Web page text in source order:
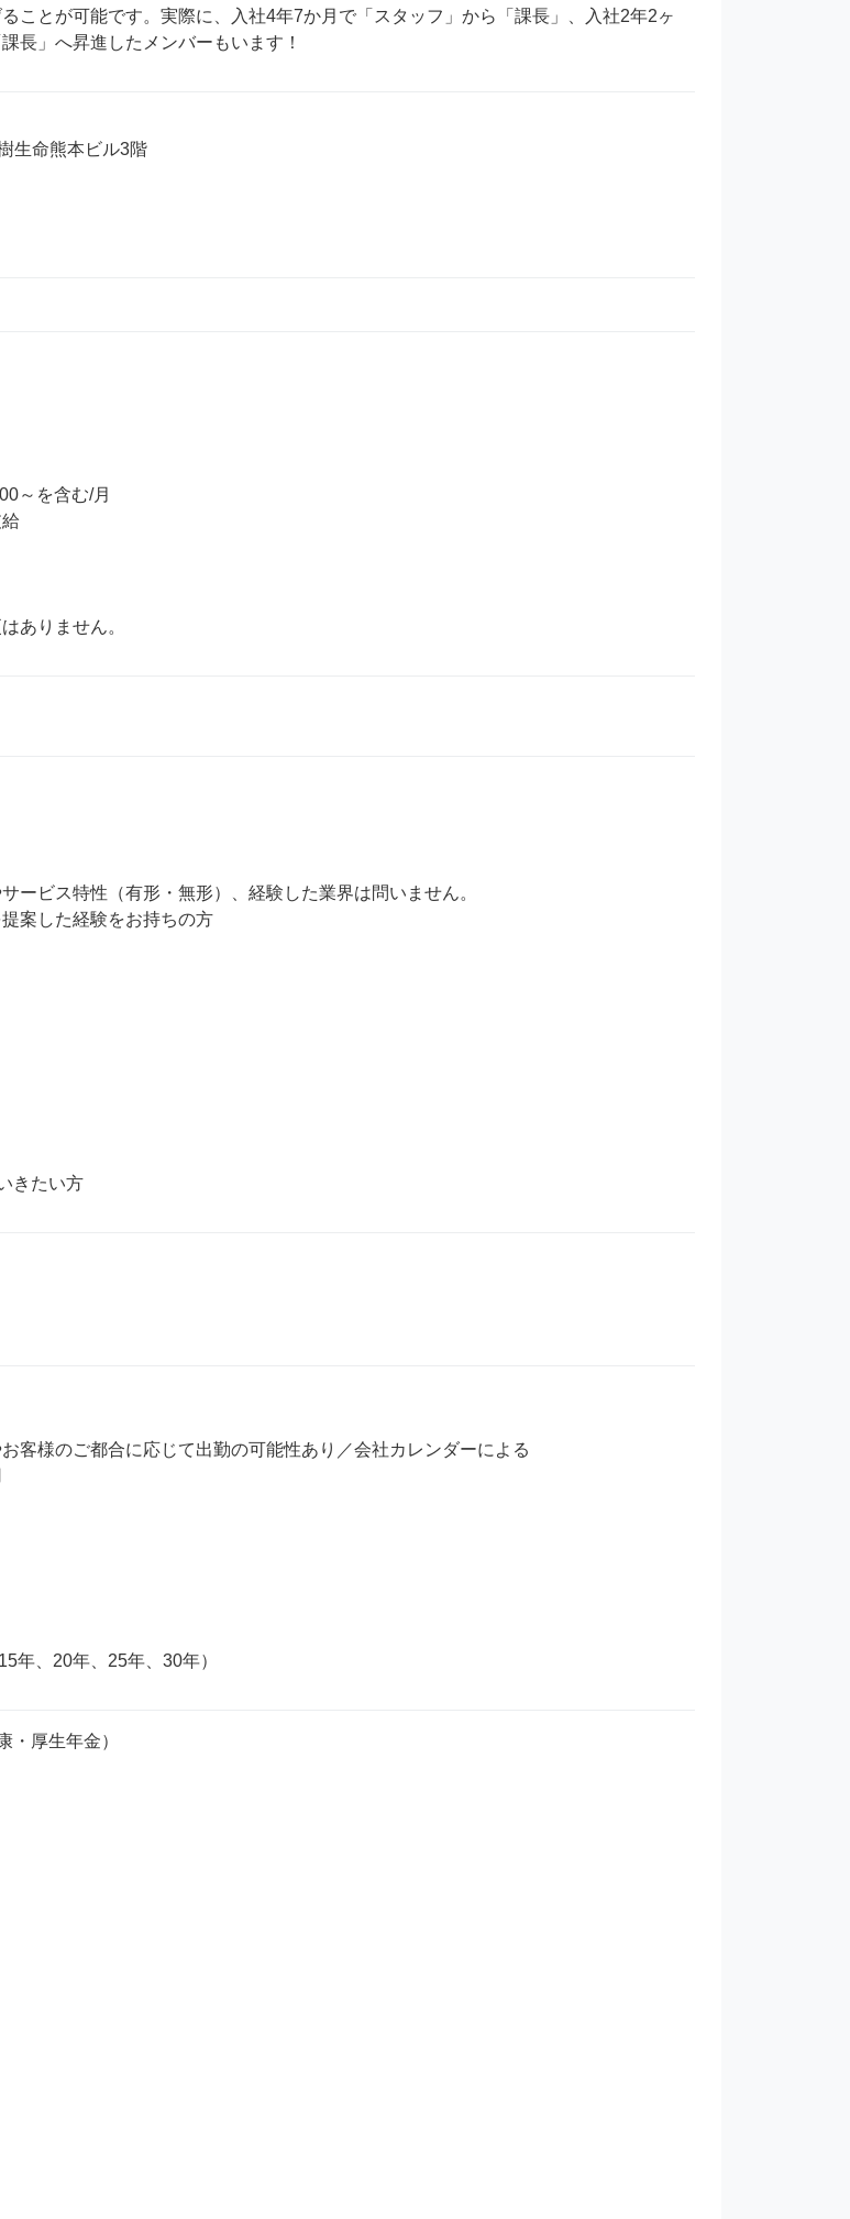
ことが可能です。実際に、入社4年7か月で「スタッフ」から「課長」、入社2年2ヶ
長」へ昇進したメンバーもいます！
生命熊本ビル3階
～を含む/月
ービス特性（有形・無形）、経験した業界は問いません。
案した経験をお持ちの方
客様のご都合に応じて出勤の可能性あり／会社カレンダーによる
・厚生年金）